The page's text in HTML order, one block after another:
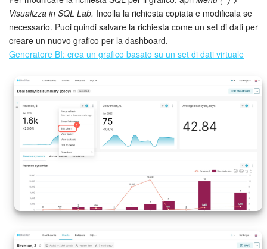
Mio profilo
Impostazioni
Bitrix24 On-Premise
Bitrix24 Messenger
Domande generali
INIZIA GRATIS
Visualizza in SQL Lab. Incolla la richiesta copiata e modificala se
necessario. Puoi quindi salvare la richiesta come un set di dati per
creare un nuovo grafico per la dashboard.
Generatore BI: crea un grafico basato su un set di dati virtuale